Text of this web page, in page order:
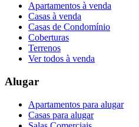
Apartamentos à venda
Casas à venda
Casas de Condomínio
Coberturas
Terrenos
Ver todos à venda
Alugar
Apartamentos para alugar
Casas para alugar